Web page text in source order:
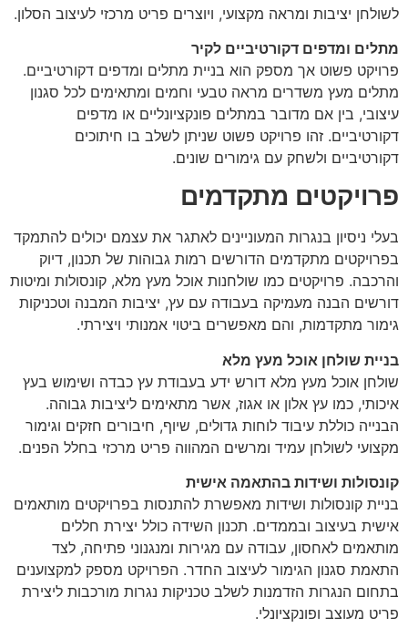
לשולחן יציבות ומראה מקצועי, ויוצרים פריט מרכזי לעיצוב הסלון.
מתלים ומדפים דקורטיביים לקיר
פרויקט פשוט אך מספק הוא בניית מתלים ומדפים דקורטיביים.
מתלים מעץ משדרים מראה טבעי וחמים ומתאימים לכל סגנון
עיצובי, בין אם מדובר במתלים פונקציונליים או מדפים
דקורטיביים. זהו פרויקט פשוט שניתן לשלב בו חיתוכים
דקורטיביים ולשחק עם גימורים שונים.
פרויקטים מתקדמים
בעלי ניסיון בנגרות המעוניינים לאתגר את עצמם יכולים להתמקד
בפרויקטים מתקדמים הדורשים רמות גבוהות של תכנון, דיוק
והרכבה. פרויקטים כמו שולחנות אוכל מעץ מלא, קונסולות ומיטות
דורשים הבנה מעמיקה בעבודה עם עץ, יציבות המבנה וטכניקות
גימור מתקדמות, והם מאפשרים ביטוי אמנותי ויצירתי.
בניית שולחן אוכל מעץ מלא
שולחן אוכל מעץ מלא דורש ידע בעבודת עץ כבדה ושימוש בעץ
איכותי, כמו עץ אלון או אגוז, אשר מתאימים ליציבות גבוהה.
הבנייה כוללת עיבוד לוחות גדולים, שיוף, חיבורים חזקים וגימור
מקצועי לשולחן עמיד ומרשים המהווה פריט מרכזי בחלל הפנים.
קונסולות ושידות בהתאמה אישית
בניית קונסולות ושידות מאפשרת להתנסות בפרויקטים מותאמים
אישית בעיצוב ובממדים. תכנון השידה כולל יצירת חללים
מותאמים לאחסון, עבודה עם מגירות ומנגנוני פתיחה, לצד
התאמת סגנון הגימור לעיצוב החדר. הפרויקט מספק למקצוענים
בתחום הנגרות הזדמנות לשלב טכניקות נגרות מורכבות ליצירת
פריט מעוצב ופונקציונלי.